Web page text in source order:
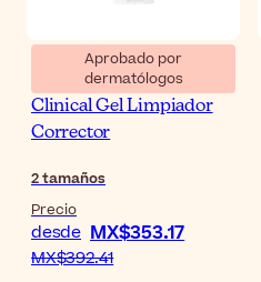
Aprobado por
dermatólogos
Eucerin DermoPure
Clinical Gel Limpiador
Corrector
2tamaños
Precio
desde MX$353.17
MX$392.41